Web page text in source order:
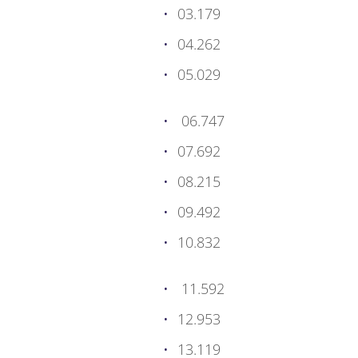
03.179
04.262
05.029
06.747
07.692
08.215
09.492
10.832
11.592
12.953
13.119